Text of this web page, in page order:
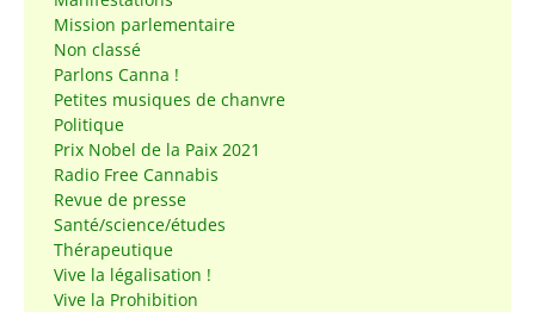
Mission parlementaire
Non classé
Parlons Canna !
Petites musiques de chanvre
Politique
Prix Nobel de la Paix 2021
Radio Free Cannabis
Revue de presse
Santé/science/études
Thérapeutique
Vive la légalisation !
Vive la Prohibition